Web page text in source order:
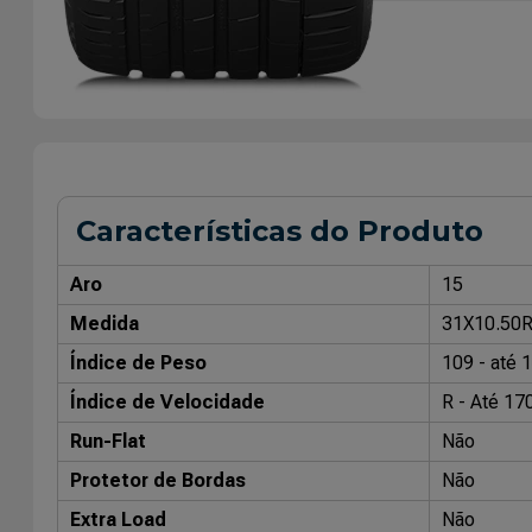
Características do Produto
Aro
15
Medida
Índice de Peso
109 - até
Índice de Velocidade
R - Até
Run-Flat
Não
Protetor de Bordas
Não
Extra Load
Não